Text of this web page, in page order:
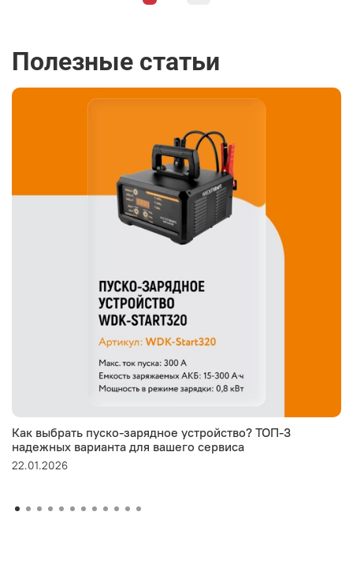
Полезные статьи
Как выбрать пуско-зарядное устройство? ТОП-3
надежных варианта для вашего сервиса
22.01.2026